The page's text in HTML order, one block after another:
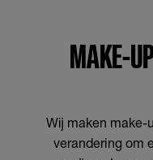
MAKE-
Wij maken make-
verandering om